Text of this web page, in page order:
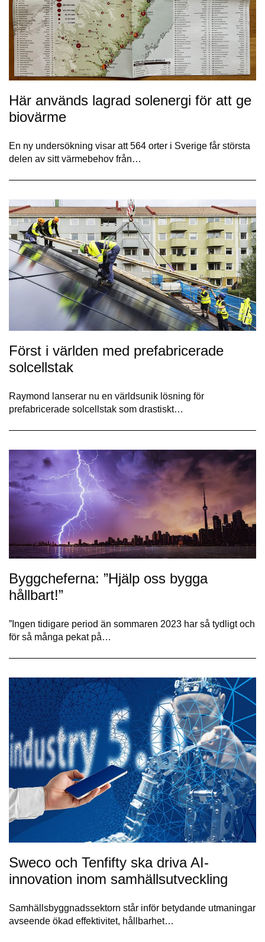
Här används lagrad solenergi för att ge
biovärme
En ny undersökning visar att 564 orter i Sverige får största
delen av sitt värmebehov från…
Först i världen med prefabricerade
solcellstak
Raymond lanserar nu en världsunik lösning för
prefabricerade solcellstak som drastiskt…
Byggcheferna: ”Hjälp oss bygga
hållbart!”
”Ingen tidigare period än sommaren 2023 har så tydligt och
för så många pekat på…
Sweco och Tenfifty ska driva AI-
innovation inom samhällsutveckling
Samhällsbyggnadssektorn står inför betydande utmaningar
avseende ökad effektivitet, hållbarhet…